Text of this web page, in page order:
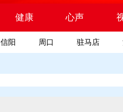
健康 心声
信阳 周口 驻马店